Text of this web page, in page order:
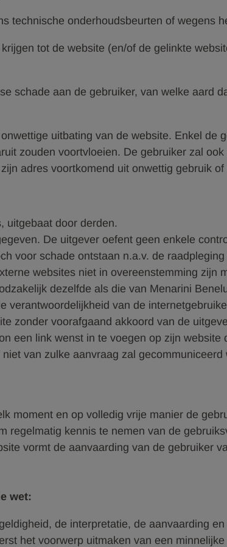
technische onderhoudsbeurten of wegens
tot de website (en/of de gelinkte
schade aan de gebruiker, van welke aard
uitbating van de website. Enkel
zouden voortvloeien. De gebruiker zal
adres voortkomend uit onwettig gebruik
uitgebaat door derden.
De uitgever oefent geen enkele
voor schade ontstaan n.a.v. de
websites niet in overeenstemming
dezelfde als die van Menarini
verantwoordelijkheid van de
zonder voorafgaand akkoord van de
een link wenst in te voegen op zijn
van zulke aanvraag zal
moment en op volledig vrije manier de
regelmatig kennis te nemen van de
vormt de aanvaarding van de gebruiker
wet:
de interpretatie, de aanvaarding
het voorwerp uitmaken van een